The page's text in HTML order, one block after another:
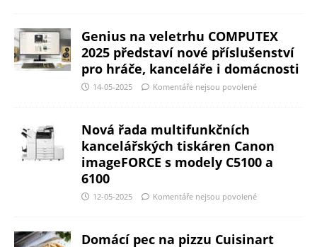
Genius na veletrhu COMPUTEX
2025 představí nové příslušenství
pro hráče, kanceláře i domácnosti
14-05-2025 Komentáře nejsou povolené
Nová řada multifunkčních
kancelářských tiskáren Canon
imageFORCE s modely C5100 a
6100
12-05-2025 Komentáře nejsou povolené
Domácí pec na pizzu Cuisinart